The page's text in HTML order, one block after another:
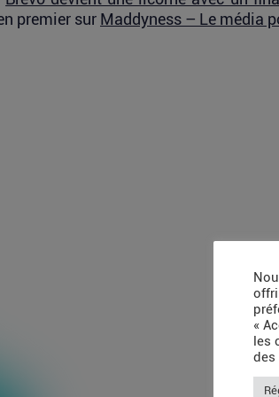
premier sur Maddyness – Le média
«
les
des